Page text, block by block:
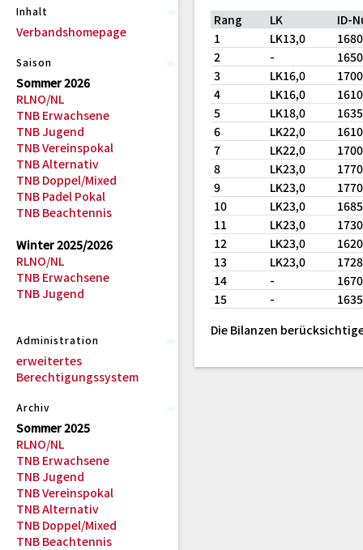
Inhalt
Verbandshomepage
Saison
Sommer 2026
RLNO/NL
TNB Erwachsene
TNB Jugend
TNB Vereinspokal
TNB Alternativ
TNB Doppel/Mixed
TNB Padel Pokal
TNB Beachtennis
Winter 2025/2026
RLNO/NL
TNB Erwachsene
TNB Jugend
Administration
erweitertes
Berechtigungssystem
Archiv
Sommer 2025
RLNO/NL
TNB Erwachsene
TNB Jugend
TNB Vereinspokal
TNB Alternativ
TNB Doppel/Mixed
TNB Beachtennis
Rang LK
ID-
1
LK13,0
2
-
3
LK16,0
4
LK16,0
5
LK18,0
6
LK22,0
7
LK22,0
8
LK23,0
9
LK23,0
10
LK23,0
11
LK23,0
12
LK23,0
13
LK23,0
14
-
15
-
Die Bilanzen